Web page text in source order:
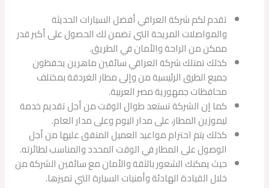
تقدم لكم شركة العراقي أفضل السيارات الحديثة
والمواصلات المريحة التي تضمن لك الحصول على أكبر قدر
ممكن من الراحة والأمان في الطريق.
كذلك تمتلك شركة العراقي سائقين ماهرين يحفظون
جميع الطرق الرئيسية من وإلى مطار الغردقة بمختلف
محافظات جمهورية مصر العربية.
كما إن الشركة تستعد طوال الوقت من أجل تقديم خدمة
ليموزين المطار، على مدار اليوم وعلى مدار العام.
كذلك يتم احترام مواعيد العميل المتفق عليها من أجل
الوصول على المطار في الوقت المحدد والمناسب لطائرته.
حيث يمكنك الشعور بالثقة والأمان مع سائقين الشركة من
خلال القيادة الهادئة وأمنيات السيارة التي تميزها.